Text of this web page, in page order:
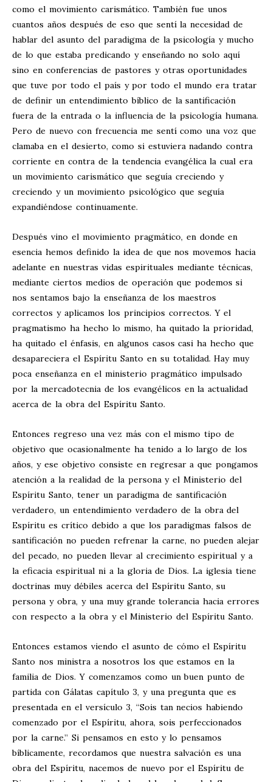
como el movimiento carismático. También fue unos
cuantos años después de eso que sentí la necesidad de
hablar del asunto del paradigma de la psicología y mucho
de lo que estaba predicando y enseñando no solo aquí
sino en conferencias de pastores y otras oportunidades
que tuve por todo el país y por todo el mundo era tratar
de definir un entendimiento bíblico de la santificación
fuera de la entrada o la influencia de la psicología humana.
Pero de nuevo con frecuencia me sentí como una voz que
clamaba en el desierto, como si estuviera nadando contra
corriente en contra de la tendencia evangélica la cual era
un movimiento carismático que seguía creciendo y
creciendo y un movimiento psicológico que seguía
expandiéndose continuamente.
Después vino el movimiento pragmático, en donde en
esencia hemos definido la idea de que nos movemos hacia
adelante en nuestras vidas espirituales mediante técnicas,
mediante ciertos medios de operación que podemos si
nos sentamos bajo la enseñanza de los maestros
correctos y aplicamos los principios correctos. Y el
pragmatismo ha hecho lo mismo, ha quitado la prioridad,
ha quitado el énfasis, en algunos casos casi ha hecho que
desapareciera el Espíritu Santo en su totalidad. Hay muy
poca enseñanza en el ministerio pragmático impulsado
por la mercadotecnia de los evangélicos en la actualidad
acerca de la obra del Espíritu Santo.
Entonces regreso una vez más con el mismo tipo de
objetivo que ocasionalmente ha tenido a lo largo de los
años, y ese objetivo consiste en regresar a que pongamos
atención a la realidad de la persona y el Ministerio del
Espíritu Santo, tener un paradigma de santificación
verdadero, un entendimiento verdadero de la obra del
Espíritu es crítico debido a que los paradigmas falsos de
santificación no pueden refrenar la carne, no pueden alejar
del pecado, no pueden llevar al crecimiento espiritual y a
la eficacia espiritual ni a la gloria de Dios. La iglesia tiene
doctrinas muy débiles acerca del Espíritu Santo, su
persona y obra, y una muy grande tolerancia hacia errores
con respecto a la obra y el Ministerio del Espíritu Santo.
Entonces estamos viendo el asunto de cómo el Espíritu
Santo nos ministra a nosotros los que estamos en la
familia de Dios. Y comenzamos como un buen punto de
partida con Gálatas capítulo 3, y una pregunta que es
presentada en el versículo 3, “Sois tan necios habiendo
comenzado por el Espíritu, ahora, sois perfeccionados
por la carne.” Si pensamos en esto y lo pensamos
bíblicamente, recordamos que nuestra salvación es una
obra del Espíritu, nacemos de nuevo por el Espíritu de